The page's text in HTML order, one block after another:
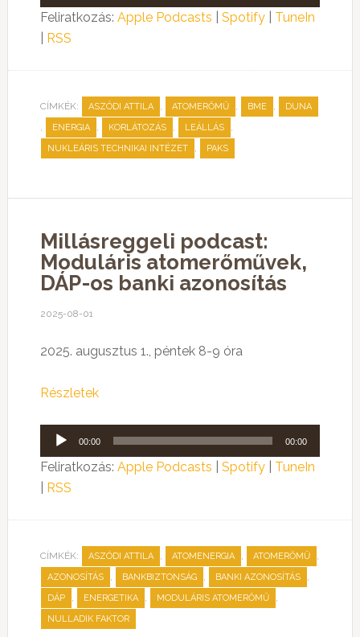
lejátszó
Feliratkozás: Apple Podcasts Spotify| TuneIn
RSS
CÍMKÉK: ASZÓDI ATTILA , ATOMERŐMŰ , BME , DUNA
, ENERGIA , KORLÁTOZÁS , LEÁLLÁS ,
NUKLEÁRIS TECHNIKAI INTÉZET , PAKS
Millásreggeli podcast:
Moduláris atomerőművek,
DÁP-os banki azonosítás
2025-08-01
2025. augusztus 1., péntek 8-9 óra
Részletek
Audió
lejátszó
00:00 00:00
Feliratkozás: Apple Podcasts Spotify| TuneIn
RSS
CÍMKÉK: ASZÓDI ATTILA , ATOMENERGIA , ATOMERŐMŰ ,
AZONOSÍTÁS , BANKBIZTONSÁG , BANKI AZONOSÍTÁS ,
DÁP , ENERGETIKA , MODULÁRIS ATOMERŐMŰ ,
NULLADIK FAKTOR